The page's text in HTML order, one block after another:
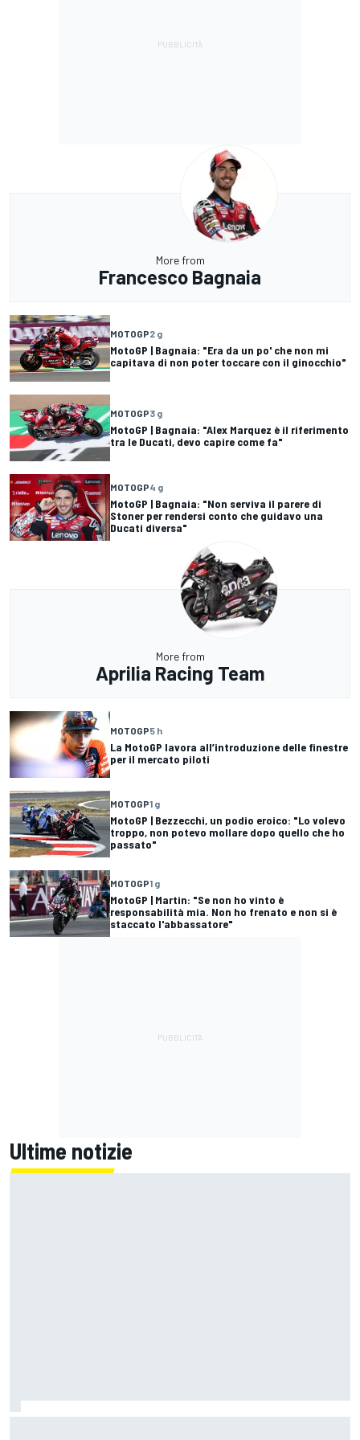
More from
Francesco Bagnaia
MOTOGP2 g
MotoGP | Bagnaia: "Era da un po' che non mi
capitava di non poter toccare con il ginocchio"
MOTOGP3 g
MotoGP | Bagnaia: "Alex Marquez è il riferimento
tra le Ducati, devo capire come fa"
MOTOGP4 g
MotoGP | Bagnaia: "Non serviva il parere di
Stoner per rendersi conto che guidavo una
Ducati diversa"
More from
Aprilia Racing Team
MOTOGP5 h
La MotoGP lavora all’introduzione delle finestre
per il mercato piloti
MOTOGP1 g
MotoGP | Bezzecchi, un podio eroico: "Lo volevo
troppo, non potevo mollare dopo quello che ho
passato"
MOTOGP1 g
MotoGP | Martin: "Se non ho vinto è
responsabilità mia. Non ho frenato e non si è
staccato l'abbassatore"
Ultime notizie